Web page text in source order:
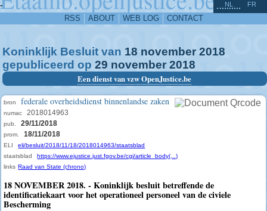
-
RSS ABOUT WEB LOG CONTACT
NL FR
Koninklijk Besluit van 18 november 2018
gepubliceerd op 29 november 2018
Een dienst van vzw OpenJustice.be
bron federale overheidsdienst binnenlandse zaken
numac 2018014963
pub. 29/11/2018
prom. 18/11/2018
ELI
eli/besluit/2018/11/18/2018014963/staatsblad
staatsblad
https://www.ejustice.just.fgov.be/cgi/article_body(...)
links Raad van State (chrono)
18 NOVEMBER 2018. - Koninklijk besluit betreffende de
identificatiekaart voor het operationeel personeel van de civiele
Bescherming
^